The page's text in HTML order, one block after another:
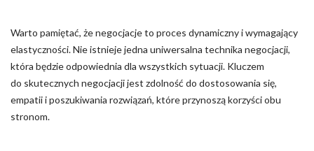
Warto pamiętać, że negocjacje to proces dynamiczny i wymagający
elastyczności. Nie istnieje jedna uniwersalna technika negocjacji,
która będzie odpowiednia dla wszystkich sytuacji. Kluczem
do skutecznych negocjacji jest zdolność do dostosowania się,
empatii i poszukiwania rozwiązań, które przynoszą korzyści obu
stronom.